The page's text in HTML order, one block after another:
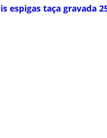
espigas taça gravada